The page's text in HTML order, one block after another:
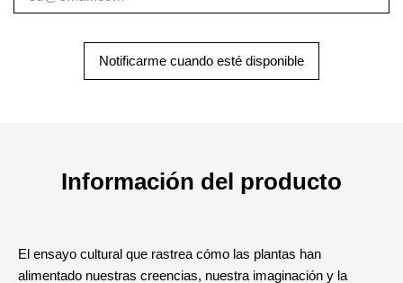
Notificarme cuando esté disponible
Información del producto
El ensayo cultural que rastrea cómo las plantas han
alimentado nuestras creencias, nuestra imaginación y la